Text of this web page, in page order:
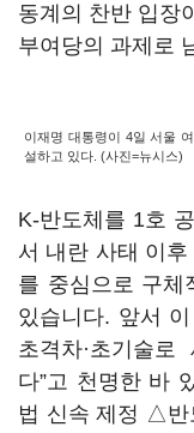
동계의 찬반 입장
부여당의 과제로
이재명 대통령이 4일 서울
설하고 있다. (사진=뉴시스)
K-반도체를 1호
서 내란 사태 이후
를 중심으로 구체
있습니다. 앞서
초격차·초기술
다”고 천명한 바
법 신속 제정 △